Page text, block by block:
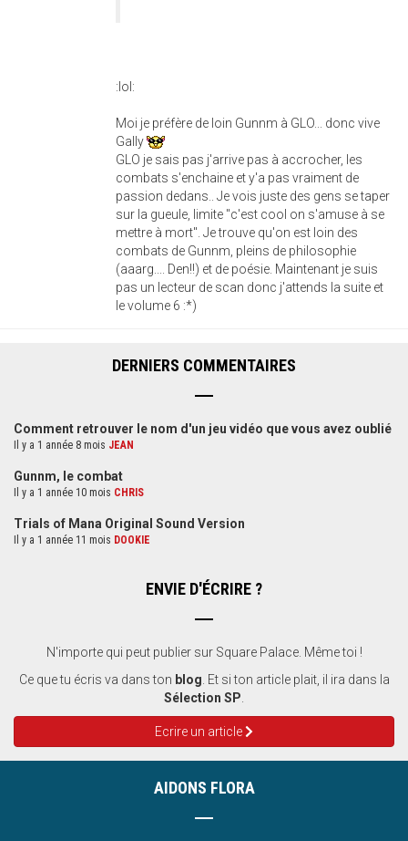
:lol:
Moi je préfère de loin Gunnm à GLO... donc vive
Gally
GLO je sais pas j'arrive pas à accrocher, les
combats s'enchaine et y'a pas vraiment de
passion dedans.. Je vois juste des gens se taper
sur la gueule, limite "c'est cool on s'amuse à se
mettre à mort". Je trouve qu'on est loin des
combats de Gunnm, pleins de philosophie
(aaarg.... Den!!) et de poésie. Maintenant je suis
pas un lecteur de scan donc j'attends la suite et
le volume 6 :*)
DERNIERS COMMENTAIRES
Comment retrouver le nom d'un jeu vidéo que vous avez oublié
Il y a 1 année 8 mois JEAN
Gunnm, le combat
Il y a 1 année 10 mois CHRIS
Trials of Mana Original Sound Version
Il y a 1 année 11 mois DOOKIE
ENVIE D'ÉCRIRE ?
N'importe qui peut publier sur Square Palace. Même toi !
Ce que tu écris va dans ton blog . Et si ton article plait, il ira dans la
Sélection SP
Ecrire un article
AIDONS FLORA